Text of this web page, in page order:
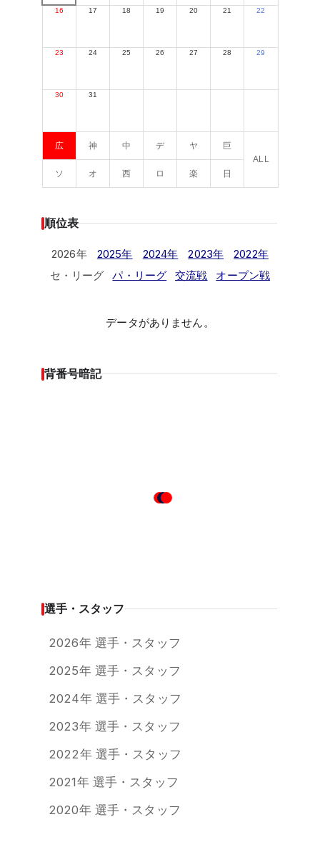
16 17 18 19 20 21 22
23 24 25 26 27 28 29
30 31
広 神 中 デ ヤ
巨
ALL
ソ
オ 西 ロ 楽 日
順位表
2026年 2025年 2024年 2023年
2022年
セ・リーグ
パ・リーグ 交流戦 オープン戦
データがありません。
背番号暗記
選手・スタッフ
2026年 選手・スタッフ
2025年 選手・スタッフ
2024年 選手・スタッフ
2023年 選手・スタッフ
2022年 選手・スタッフ
2021年 選手・スタッフ
2020年 選手・スタッフ